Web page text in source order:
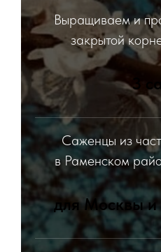
Выращиваем и
закрытой
3
Саженцы из
в Раменском
для Москвы и